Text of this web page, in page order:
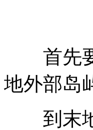
首先要
地外部岛
到末地